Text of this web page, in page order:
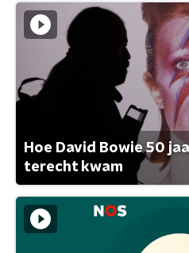
Hoe David Bowie 50
terecht kwam